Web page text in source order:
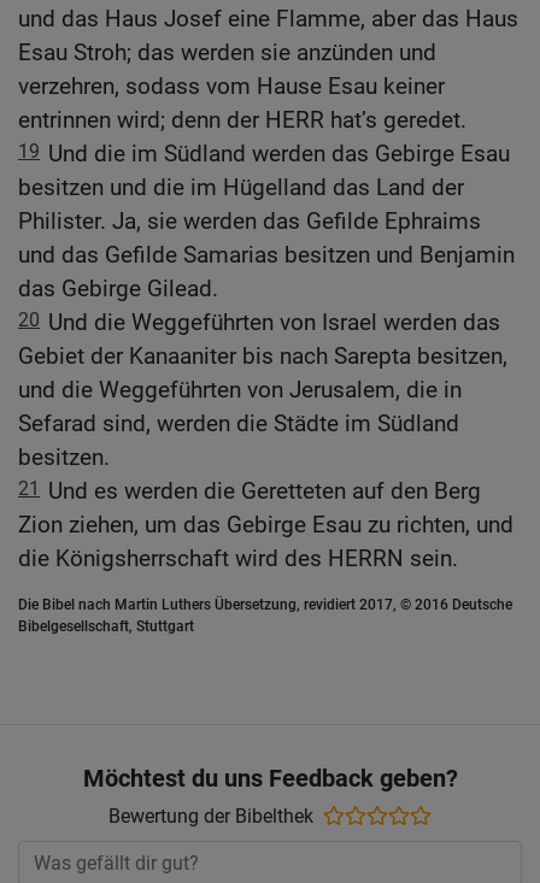
und das Haus Josef eine Flamme, aber das Haus
Esau Stroh; das werden sie anzünden und
verzehren, sodass vom Hause Esau keiner
entrinnen wird; denn der HERR hat’s geredet.
19 Und die im Südland werden das Gebirge Esau
besitzen und die im Hügelland das Land der
Philister. Ja, sie werden das Gefilde Ephraims
und das Gefilde Samarias besitzen und Benjamin
das Gebirge Gilead.
20 Und die Weggeführten von Israel werden das
Gebiet der Kanaaniter bis nach Sarepta besitzen,
und die Weggeführten von Jerusalem, die in
Sefarad sind, werden die Städte im Südland
besitzen.
21
Und es werden die Geretteten auf den Berg
Zion ziehen, um das Gebirge Esau zu richten, und
die Königsherrschaft wird des HERRN sein.
Die Bibel nach Martin Luthers Übersetzung, revidiert 2017, © 2016 Deutsche
Bibelgesellschaft, Stuttgart
Möchtest du uns Feedback geben?
Bewertung der Bibelthek